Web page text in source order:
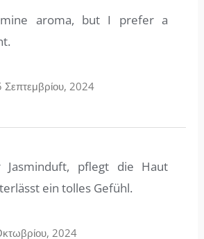
Σεπτεμβρίου, 2024
aroma, but I prefer a
2024
Jasminduft, pflegt die Haut
ein tolles Gefühl.